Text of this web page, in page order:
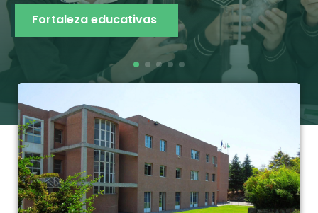
Perfil del alumno